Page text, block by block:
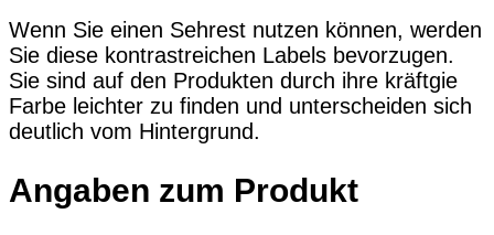
Wenn Sie einen Sehrest nutzen können, werden
Sie diese kontrastreichen Labels bevorzugen.
Sie sind auf den Produkten durch ihre kräftgie
Farbe leichter zu finden und unterscheiden sich
deutlich vom Hintergrund.
Angaben zum Produkt